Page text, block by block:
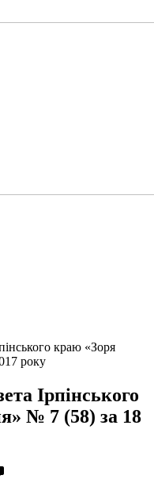
краю «Зоря
року
Ірпінського
№ 7 (58) за 18